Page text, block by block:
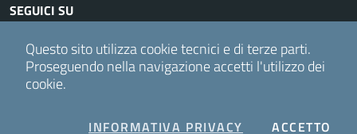
SEGUICI SU
FacebookTwitterInstagramYoutube
Questo sito utilizza cookie tecnici e di terze parti.
Proseguendo nella navigazione accetti l'utilizzo dei
cookie.
INFORMATIVA PRIVACY COOKIES
ACCETTO